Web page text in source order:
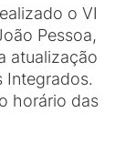
o VI
Pessoa,
atualização
Integrados.
horário das